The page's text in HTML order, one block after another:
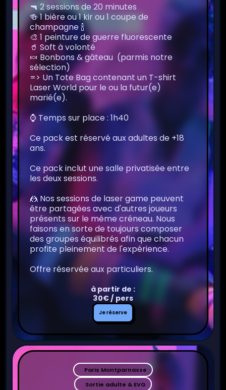
🔫 2 sessions de 20 minutes
🍻 1 bière ou 1 kir ou 1 coupe de
champagne 🍾
🎨 1 peinture de guerre fluorescente
🥤 Soft à volonté
🍬 Bonbons & gâteau (parmis notre
sélection)
=> Un Tote Bag contenant un T-shirt
Laser World pour le ou la futur(e)
marié(e).
⌚️ Temps sur place : 1h40
Ce pack est réservé aux adultes de +18
ans.
Ce pack inclut une salle privatisée entre
les deux sessions.
🤼 Nos sessions de laser game peuvent
être partagées avec d'autres joueurs
présents sur le même créneau. Nous
faisons en sorte de toujours composer
des groupes équilibrés afin que chacun
profite pleinement de l'expérience.
Offre réservée aux particuliers.
à partir de :
30€ / pers
Je
réserve
Je réserve
Paris Montparnasse
Sortie adulte & EVG